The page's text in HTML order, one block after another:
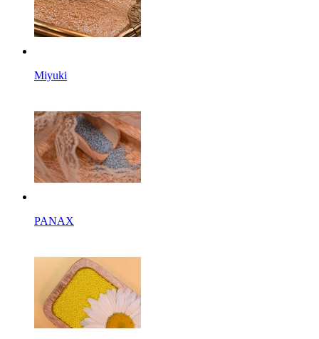
Miyuki
PANAX